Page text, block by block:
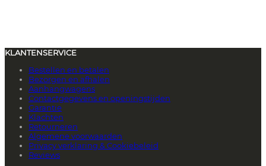
KLANTENSERVICE
Bestellen en betalen
Bezorgen en afhalen
Aanhangwagens
Contactgegevens en openingstijden
Garantie
Klachten
Retourneren
Algemene voorwaarden
Privacy verklaring & Cookiebeleid
Reviews